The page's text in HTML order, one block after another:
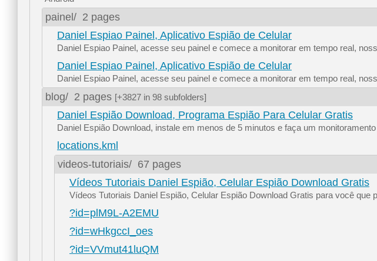
painel/ 2 pages
Daniel Espiao Painel, Aplicativo Espião de Celular
Daniel Espiao Painel, acesse seu painel e comece a monitorar em tempo real,
Daniel Espiao Painel, Aplicativo Espião de Celular
Daniel Espiao Painel, acesse seu painel e comece a monitorar em tempo real,
blog/ 2 pages [+3827 in 98 subfolders]
Daniel Espião Download, Programa Espião Para Celular Gratis
Daniel Espião Download, instale em menos de 5 minutos e faça um
locations.kml
videos-tutoriais/ 67 pages
Vídeos Tutoriais Daniel Espião, Celular Espião Download Gratis
Vídeos Tutoriais Daniel Espião, Celular Espião Download Gratis para você
?id=plM9L-A2EMU
?id=wHkgccI_oes
?id=VVmut41luQM